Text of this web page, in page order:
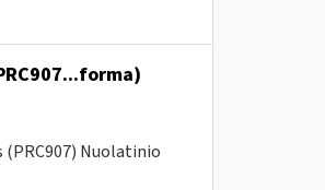
(PRC907) Nuolatinio